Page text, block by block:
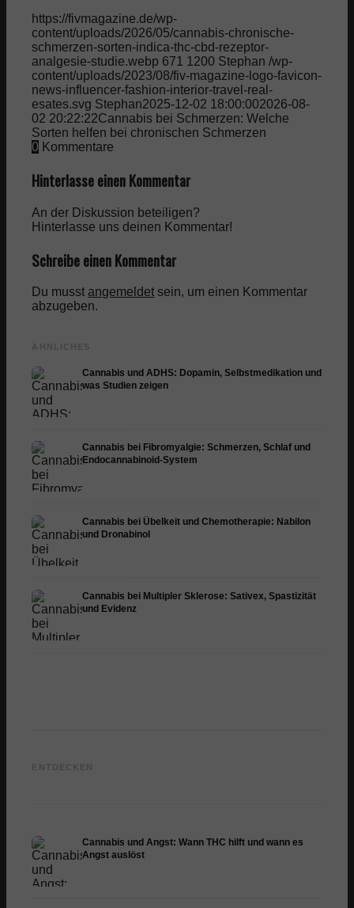
https://fivmagazine.de/wp-
content/uploads/2026/05/cannabis-chronische-
schmerzen-sorten-indica-thc-cbd-rezeptor-
analgesie-studie.webp 671 1200 Stephan /wp-
content/uploads/2023/08/fiv-magazine-logo-favicon-
news-influencer-fashion-interior-travel-real-
esates.svg Stephan2025-12-02 18:00:002026-08-
02 20:22:22Cannabis bei Schmerzen: Welche
Sorten helfen bei chronischen Schmerzen
0 Kommentare
Hinterlasse einen Kommentar
An der Diskussion beteiligen?
Hinterlasse uns deinen Kommentar!
Schreibe einen Kommentar
Du musst angemeldet sein, um einen Kommentar
abzugeben.
ÄHNLICHES
Cannabis und ADHS: Dopamin, Selbstmedikation und
was Studien zeigen
Cannabis bei Fibromyalgie: Schmerzen, Schlaf und
Endocannabinoid-System
Cannabis bei Übelkeit und Chemotherapie: Nabilon
und Dronabinol
Cannabis bei Multipler Sklerose: Sativex, Spastizität
und Evidenz
ENTDECKEN
Stand der Forschung
Cannabis und Angst: Wann THC hilft und wann es
Angst auslöst